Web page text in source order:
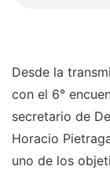
Desde la
con el 6°
secretario de
Horacio
uno de los